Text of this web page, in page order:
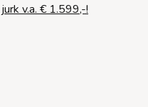
v.a. € 1.599,-!